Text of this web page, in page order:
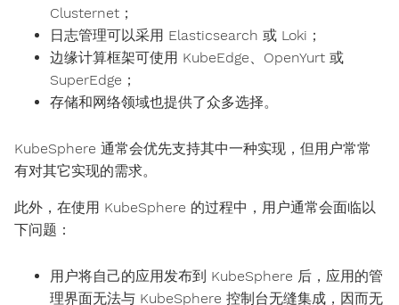
Clusternet；
日志管理可以采用 Elasticsearch 或 Loki；
边缘计算框架可使用 KubeEdge、OpenYurt 或
SuperEdge；
存储和网络领域也提供了众多选择。
KubeSphere 通常会优先支持其中一种实现，但用户常常
有对其它实现的需求。
此外，在使用 KubeSphere 的过程中，用户通常会面临以
下问题：
用户将自己的应用发布到 KubeSphere 后，应用的管
理界面无法与 KubeSphere 控制台无缝集成，因而无